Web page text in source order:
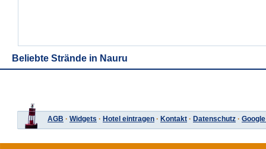
Beliebte Strände in Nauru
AGB · Widgets · Hotel eintragen · Kontakt · Datenschutz ·